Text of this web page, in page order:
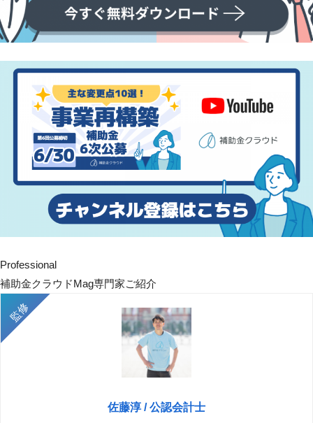
Professional
補助金クラウドMag専門家ご紹介
佐藤淳 / 公認会計士